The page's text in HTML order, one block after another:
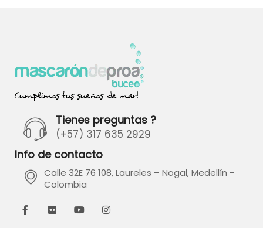
Tienes preguntas ?
(+57) 317 635 2929
Info de contacto
Calle 32E 76 108, Laureles – Nogal, Medellín -
Colombia